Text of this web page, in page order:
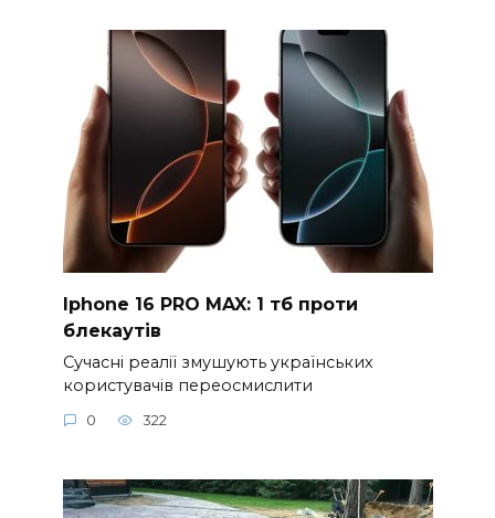
Iphone 16 PRO MAX: 1 тб проти
блекаутів
Сучасні реалії змушують українських
користувачів переосмислити
0 322